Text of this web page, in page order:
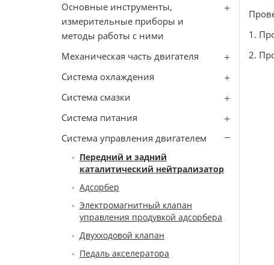
Основные инструменты,
измерительные приборы и
методы работы с ними
Механическая часть двигателя
Система охлаждения
Система смазки
Система питания
Система управления двигателем
Передний и задний
каталитический нейтрализатор
Адсорбер
Электромагнитный клапан
управления продувкой адсорбера
Двухходовой клапан
Педаль акселератора
1.
2.